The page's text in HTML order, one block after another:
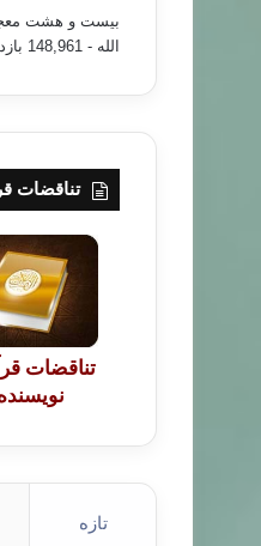
بیست و هشت
الله - 148,961 بازدید
تناقضات
تناقضات
تازه